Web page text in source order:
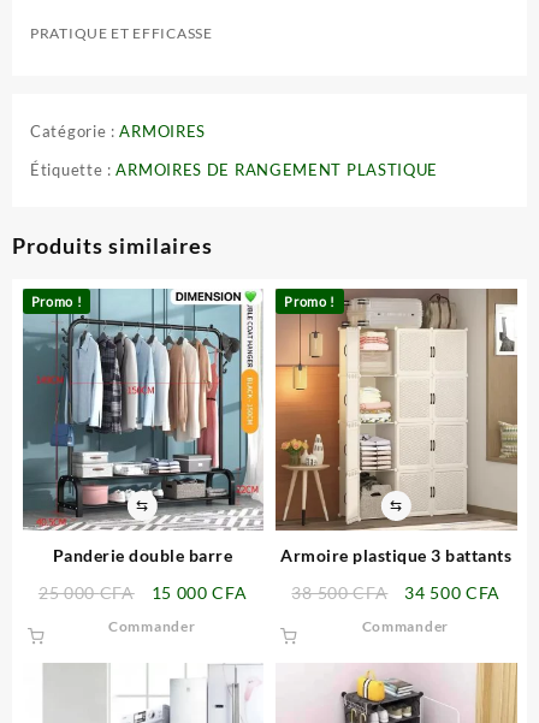
PRATIQUE ET EFFICASSE
Catégorie :ARMOIRES
Étiquette :ARMOIRES DE RANGEMENT PLASTIQUE
Produits similaires
Promo !
⇆
Panderie double barre
25 000CFA
Le
prix
était :
25
000 CFA.
15 000CFA
actuel
est :
15
Commander
Promo !
⇆
Armoire plastique 3 battants
38 500CFA
Le
prix
était :
38
500 CFA.
34 500CFA
est :
500
Commander